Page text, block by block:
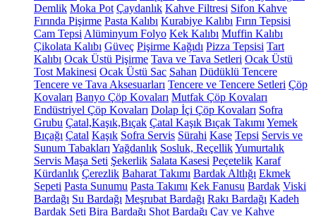
Demlik Moka Pot Çaydanlık Kahve Filtresi Sifon Kahve
Fırında Pişirme Pasta Kalıbı Kurabiye Kalıbı Fırın Tepsisi
Cam Tepsi Alüminyum Folyo Kek Kalıbı Muffin Kalıbı
Çikolata Kalıbı Güveç Pişirme Kağıdı Pizza Tepsisi Tart
Kalıbı Ocak Üstü Pişirme Tava ve Tava Setleri Ocak Üstü
Tost Makinesi Ocak Üstü Sac Sahan Düdüklü Tencere
Tencere ve Tava Aksesuarları Tencere ve Tencere Setleri Çöp
Kovaları Banyo Çöp Kovaları Mutfak Çöp Kovaları
Endüstriyel Çöp Kovaları Dolap İçi Çöp Kovaları Sofra
Grubu Çatal,Kaşık,Bıçak Çatal Kaşık Bıçak Takımı Yemek
Bıçağı Çatal Kaşık Sofra Servis Sürahi Kase Tepsi Servis ve
Sunum Tabakları Yağdanlık Sosluk, ReçellikYumurtalık
Servis Maşa Seti Şekerlik Salata Kasesi Peçetelik Karaf
Kürdanlık Çerezlik Baharat Takımı Bardak Altlığı Ekmek
Sepeti Pasta Sunumu Pasta Takımı Kek Fanusu Bardak Viski
Bardağı Su Bardağı Meşrubat Bardağı Rakı Bardağı Kadeh
Bardak Seti Bira Bardağı Shot Bardağı Çay ve Kahve